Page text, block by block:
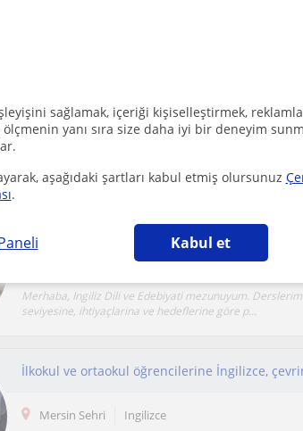
sağlamak, içeriği kişiselleştirmek,
yanı sıra size daha iyi bir deneyim
aşağıdaki şartları kabul etmiş olursunuz
.
Kabul et
Mersin Sehri Ingilizce
Merhaba, Ingiliz Dili ve Edebiyati mezunuyum.
seviyesine, ihtiyaçlarina ve hedeflerine göre p...
Mersin Sehri Ingilizce